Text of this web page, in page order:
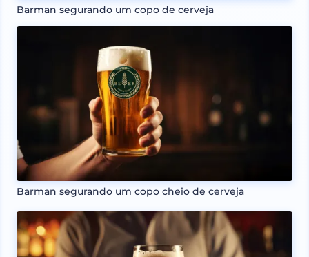
Barman segurando um copo de cerveja
Barman segurando um copo cheio de cerveja